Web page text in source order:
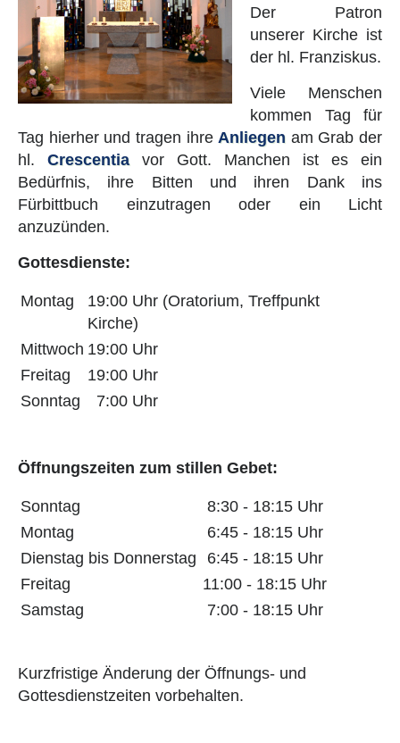
Der Patron
unserer Kirche ist
der hl. Franziskus.
Viele Menschen
kommen Tag für
Tag hierher und tragen ihre Anliegen am Grab der
hl. Crescentia vor Gott. Manchen ist es ein
Bedürfnis, ihre Bitten und ihren Dank ins
Fürbittbuch einzutragen oder ein Licht
anzuzünden.
Gottesdienste:
Montag
19:00 Uhr (Oratorium, Treffpunkt
Kirche)
Mittwoch 19:00 Uhr
Freitag
19:00 Uhr
Sonntag
7:00 Uhr
Öffnungszeiten zum stillen Gebet:
Sonntag
8:30 - 18:15 Uhr
Montag
6:45 - 18:15 Uhr
Dienstag bis Donnerstag
6:45 - 18:15 Uhr
Freitag
11:00 - 18:15 Uhr
Samstag
7:00 - 18:15 Uhr
Kurzfristige Änderung der Öffnungs- und
Gottesdienstzeiten vorbehalten.